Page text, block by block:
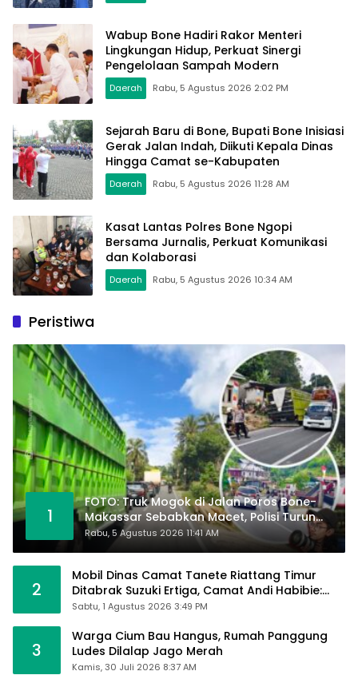
Wabup Bone Hadiri Rakor Menteri
Lingkungan Hidup, Perkuat Sinergi
Pengelolaan Sampah Modern
Daerah Rabu, 5 Agustus 2026 2:02 PM
Sejarah Baru di Bone, Bupati Bone Inisiasi
Gerak Jalan Indah, Diikuti Kepala Dinas
Hingga Camat se-Kabupaten
Daerah Rabu, 5 Agustus 2026 11:28 AM
Kasat Lantas Polres Bone Ngopi
Bersama Jurnalis, Perkuat Komunikasi
dan Kolaborasi
Daerah Rabu, 5 Agustus 2026 10:34 AM
Peristiwa
1
FOTO: Truk Mogok di Jalan Poros Bone-
Makassar Sebabkan Macet, Polisi Turun
Tangan
Rabu, 5 Agustus 2026 11:41 AM
2
Mobil Dinas Camat Tanete Riattang Timur
Ditabrak Suzuki Ertiga, Camat Andi Habibie:
Alhamdulillah Saya Baik-Baik Saja
Sabtu, 1 Agustus 2026 3:49 PM
3
Warga Cium Bau Hangus, Rumah Panggung
Ludes Dilalap Jago Merah
Kamis, 30 Juli 2026 8:37 AM